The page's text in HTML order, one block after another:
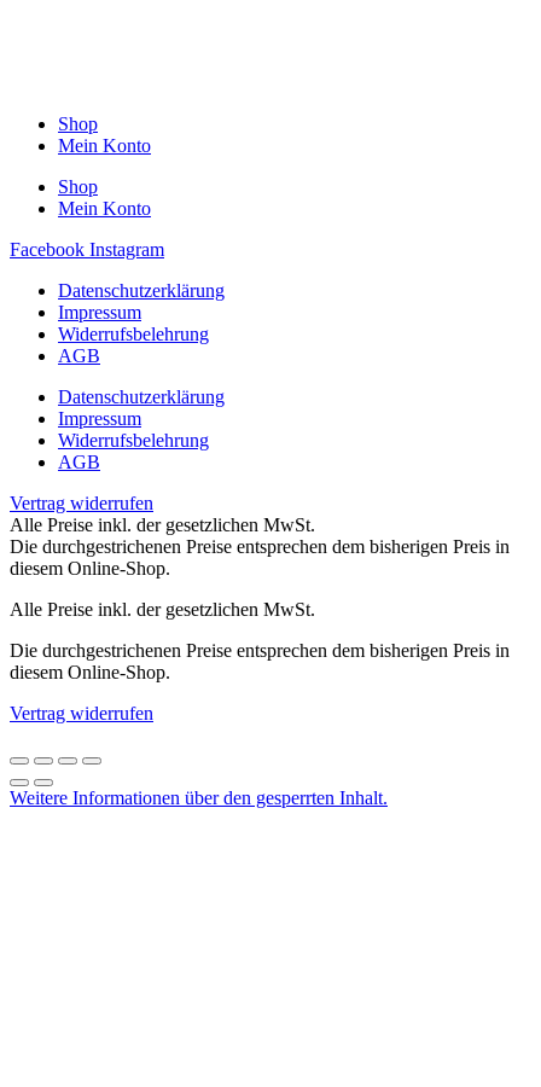
Shop
Mein Konto
Shop
Mein Konto
Facebook Instagram
Datenschutzerklärung
Impressum
Widerrufsbelehrung
AGB
Datenschutzerklärung
Impressum
Widerrufsbelehrung
AGB
Vertrag widerrufen
Alle Preise inkl. der gesetzlichen MwSt.
Die durchgestrichenen Preise entsprechen dem bisherigen Preis in
diesem Online-Shop.
Alle Preise inkl. der gesetzlichen MwSt.
Die durchgestrichenen Preise entsprechen dem bisherigen Preis in
diesem Online-Shop.
Vertrag widerrufen
Weitere Informationen über den gesperrten Inhalt.